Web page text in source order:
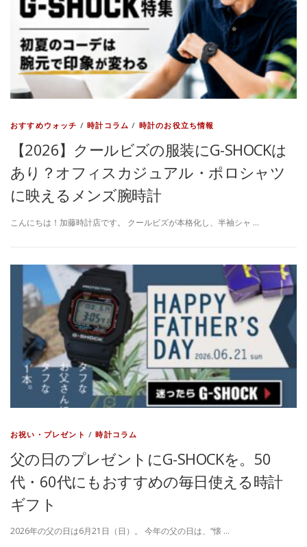
おすすめウォッチ /時計コラム / 時計のお役立ち情報
【2026】クールビズの服装にG-SHOCKは
あり？オフィスカジュアル・ポロシャツ
に映えるメンズ腕時計
こんにちは！加藤時計店です。 クールビズが本格化し、半袖シャ …
お祝い・プレゼント /時計コラム
父の日のプレゼントにG-SHOCKを。50
代・60代にもおすすめの毎日使える時計
ギフト
2026年の父の日は6月21日（日）。 今年の父の日は、“懐 …